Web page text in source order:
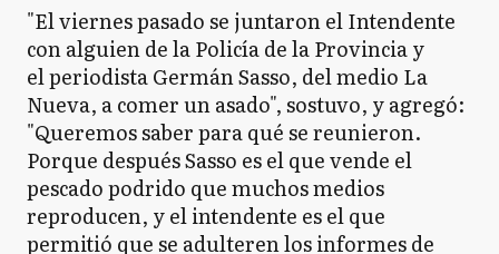
"El viernes pasado se juntaron el Intendente
con alguien de la Policía de la Provincia y
el periodista Germán Sasso, del medio La
Nueva, a comer un asado", sostuvo, y agregó:
"Queremos saber para qué se reunieron.
Porque después Sasso es el que vende el
pescado podrido que muchos medios
reproducen, y el intendente es el que
permitió que se adulteren los informes de